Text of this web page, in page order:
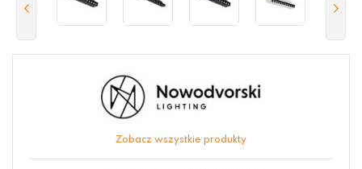
Zobacz wszystkie produkty